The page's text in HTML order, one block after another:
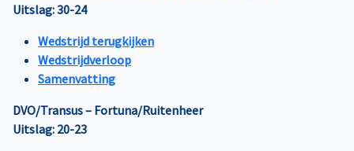
Uitslag: 30-24
Wedstrijd terugkijken
Wedstrijdverloop
Samenvatting
DVO/Transus – Fortuna/Ruitenheer
Uitslag: 20-23